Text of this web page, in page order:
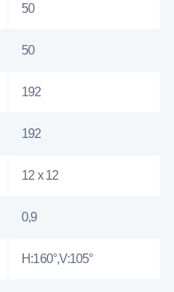
50
50
192
192
12 x 12
0,9
H:160°,V:105°